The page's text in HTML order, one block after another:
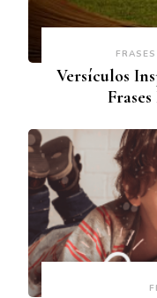
Versículos